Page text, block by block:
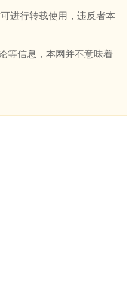
进行转载使用，违反者本
等信息，本网并不意味着